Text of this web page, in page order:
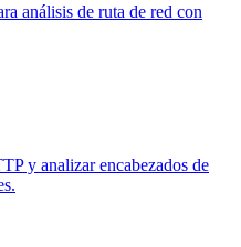
análisis de ruta de red con
y analizar encabezados de